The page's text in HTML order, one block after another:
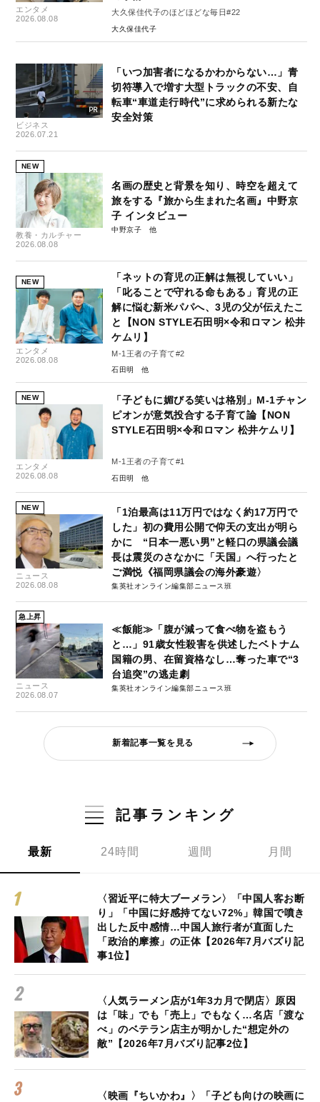
エンタメ
2026.08.08
大久保佳代子のほどほどな毎日#22
大久保佳代子
ビジネス
2026.07.21
「いつ加害者になるかわからない…」青
切符導入で増す大型トラックの不安、自
転車“車道走行時代”に求められる新たな
安全対策
NEW
教養・カルチャー
2026.08.08
名画の歴史と背景を知り、時空を超えて
旅をする『旅から生まれた名画』中野京
子 インタビュー
中野京子
NEW
エンタメ
2026.08.08
「ネットの育児の正解は無視していい」
「叱ることで守れる命もある」育児の正
解に悩む新米パパへ、3児の父が伝えたこ
と【NON STYLE石田明×令和ロマン 松井
ケムリ】
M-1王者の子育て#2
石田明
NEW
エンタメ
2026.08.08
「子どもに媚びる笑いは格別」M-1チャン
ピオンが意気投合する子育て論【NON
STYLE石田明×令和ロマン 松井ケムリ】
M-1王者の子育て#1
石田明
NEW
ニュース
2026.08.08
「1泊最高は11万円ではなく約17万円で
した」初の費用公開で仰天の支出が明ら
かに “日本一悪い男”と軽口の県議会議
長は震災のさなかに「天国」へ行ったと
ご満悦《福岡県議会の海外豪遊〉
集英社オンライン編集部ニュース班
急上昇
ニュース
2026.08.07
≪飯能≫「腹が減って食べ物を盗もう
と…」91歳女性殺害を供述したベトナム
国籍の男、在留資格なし…奪った車で“3
台追突”の逃走劇
集英社オンライン編集部ニュース班
新着記事一覧を見る
記事ランキング
最新 24時間 週間 月間
〈習近平に特大ブーメラン〉「中国人客お断
り」「中国に好感持てない72%」韓国で噴き
出した反中感情…中国人旅行者が直面した
「政治的摩擦」の正体【2026年7月バズり記
事1位】
〈人気ラーメン店が1年3カ月で閉店〉原因
は「味」でも「売上」でもなく…名店「渡な
べ」のベテラン店主が明かした“想定外の
敵”【2026年7月バズり記事2位】
〈映画『ちいかわ』〉「子ども向けの映画に